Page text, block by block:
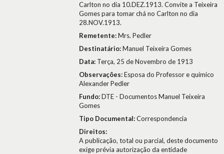
Carlton no dia 10.DEZ.1913. Convite a Teixeira
Gomes para tomar chá no Carlton no dia
28.NOV.1913.
Remetente:Mrs. Pedler
Destinatário:Manuel Teixeira Gomes
Data: Terça, 25 de Novembro de 1913
Observações:Esposa do Professor e químico
Alexander Pedler
Fundo:DTE - Documentos Manuel Teixeira
Gomes
Tipo Documental:Correspondencia
Direitos:
A publicação, total ou parcial, deste documento
exige prévia autorização da entidade